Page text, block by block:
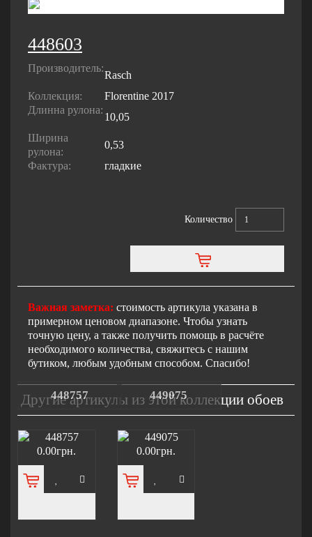
448603
Производитель:
Rasch
Коллекция:
Florentine 2017
Длинна рулона:
10,05
Ширина
рулона:
0,53
Фактура:
гладкие
Количество
Важная заметка: стоимость артикула указана в
примерном ценовом диапазоне. Чтобы узнать
точную цену, а также получить помощь в расчёте
необходимого количества, свяжитесь с нашим
бутиком, любым удобным способом. Спасибо!
Другие артикулы из этой коллекции обоев
448757
0.00грн.
449075
0.00грн.